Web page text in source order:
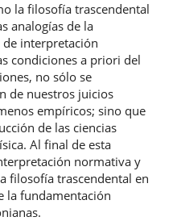
la filosofía trascendental
analogías de la
interpretación
condiciones a priori del
no sólo se
de nuestros juicios
empíricos; sino que
de las ciencias
Al final de esta
normativa y
filosofía trascendental en
la fundamentación